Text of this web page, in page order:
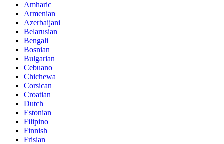
Amharic
Armenian
Azerbaijani
Belarusian
Bengali
Bosnian
Bulgarian
Cebuano
Chichewa
Corsican
Croatian
Dutch
Estonian
Filipino
Finnish
Frisian